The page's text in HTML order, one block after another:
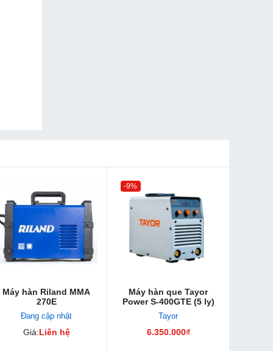
Máy hàn Riland MMA
270E
Đang cập nhật
Giá:Liên hệ
-9%
Máy hàn que Tayor
Power S-400GTE (5 ly)
Tayor
6.350.000₫